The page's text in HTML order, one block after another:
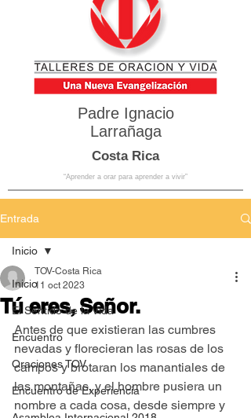
Padre Ignacio
Larrañaga
Costa Rica
“Aprender a orar para aprender a vivir”
Entrada
Inicio
El Sentido de la Vida
Encuentro
Oraciones TOV
Encuentro de Experiencia
Inicio
Tú eres, Señor.
TOV-Costa Rica
11 oct 2023
Antes de que existieran las cumbres
nevadas y florecieran las rosas de los
campos y brotaran los manantiales de
las montañas, y el hombre pusiera un
nombre a cada cosa, desde siempre y